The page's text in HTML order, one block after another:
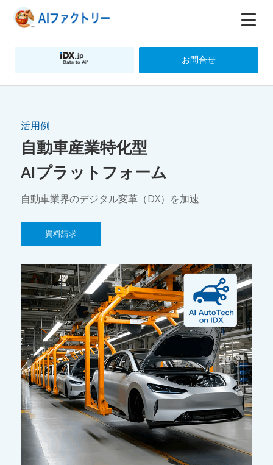
お問合せ
活用例
自動車産業特化型
AIプラットフォーム
自動車業界のデジタル変革（DX）を加速
資料請求